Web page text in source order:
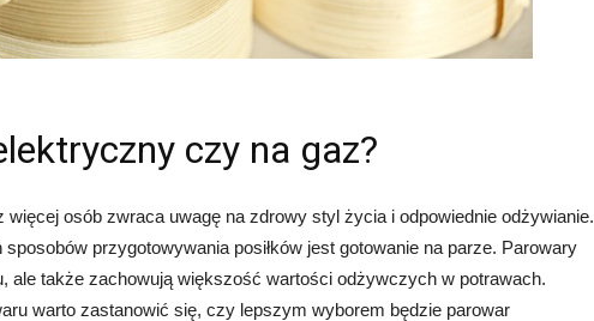
czy na gaz?
osób zwraca uwagę na zdrowy styl życia i odpowiednie odżywianie.
przygotowywania posiłków jest gotowanie na parze. Parowary
ale także zachowują większość wartości odżywczych w potrawach.
warto zastanowić się, czy lepszym wyborem będzie parowar